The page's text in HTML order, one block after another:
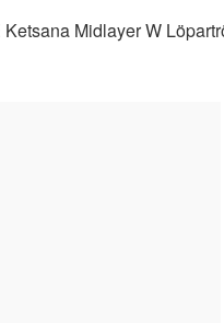
Ketsana Midlayer W